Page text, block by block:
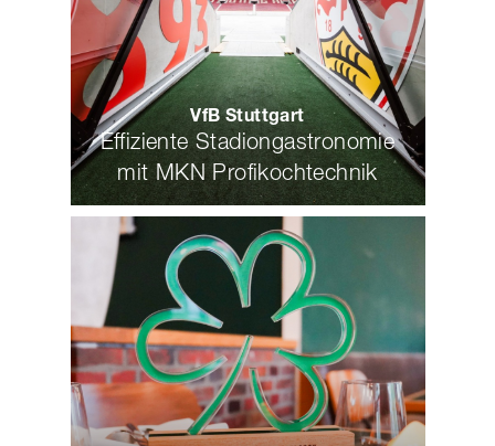
VfB Stuttgart
Effiziente Stadiongastronomie
mit MKN Profikochtechnik